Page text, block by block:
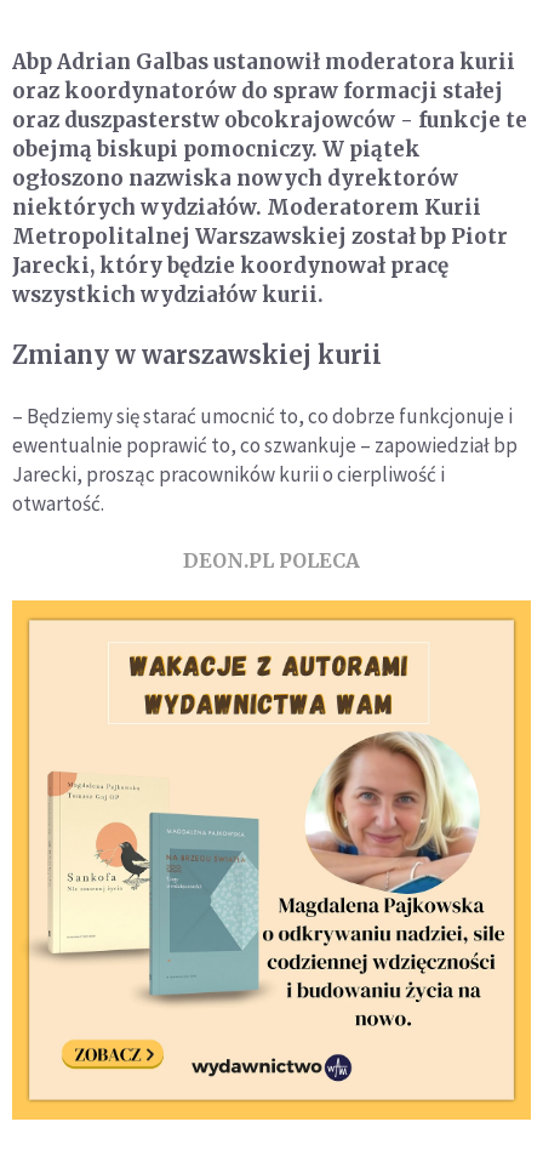
Abp Adrian Galbas ustanowił moderatora kurii
oraz koordynatorów do spraw formacji stałej
oraz duszpasterstw obcokrajowców - funkcje te
obejmą biskupi pomocniczy. W piątek
ogłoszono nazwiska nowych dyrektorów
niektórych wydziałów. Moderatorem Kurii
Metropolitalnej Warszawskiej został bp Piotr
Jarecki, który będzie koordynował pracę
wszystkich wydziałów kurii.
Zmiany w warszawskiej kurii
– Będziemy się starać umocnić to, co dobrze funkcjonuje i
ewentualnie poprawić to, co szwankuje – zapowiedział bp
Jarecki, prosząc pracowników kurii o cierpliwość i
otwartość.
DEON.PL POLECA